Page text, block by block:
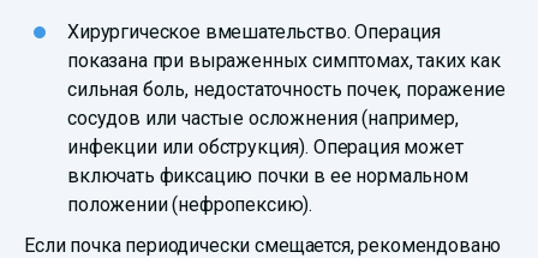
Хирургическое вмешательство. Операция
показана при выраженных симптомах, таких как
сильная боль, недостаточность почек, поражение
сосудов или частые осложнения (например,
инфекции или обструкция). Операция может
включать фиксацию почки в ее нормальном
положении (нефропексию).
Если почка периодически смещается, рекомендовано